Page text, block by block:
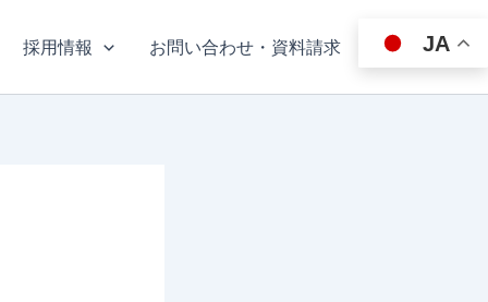
採用情報 お問い合わせ・資料請求 JA